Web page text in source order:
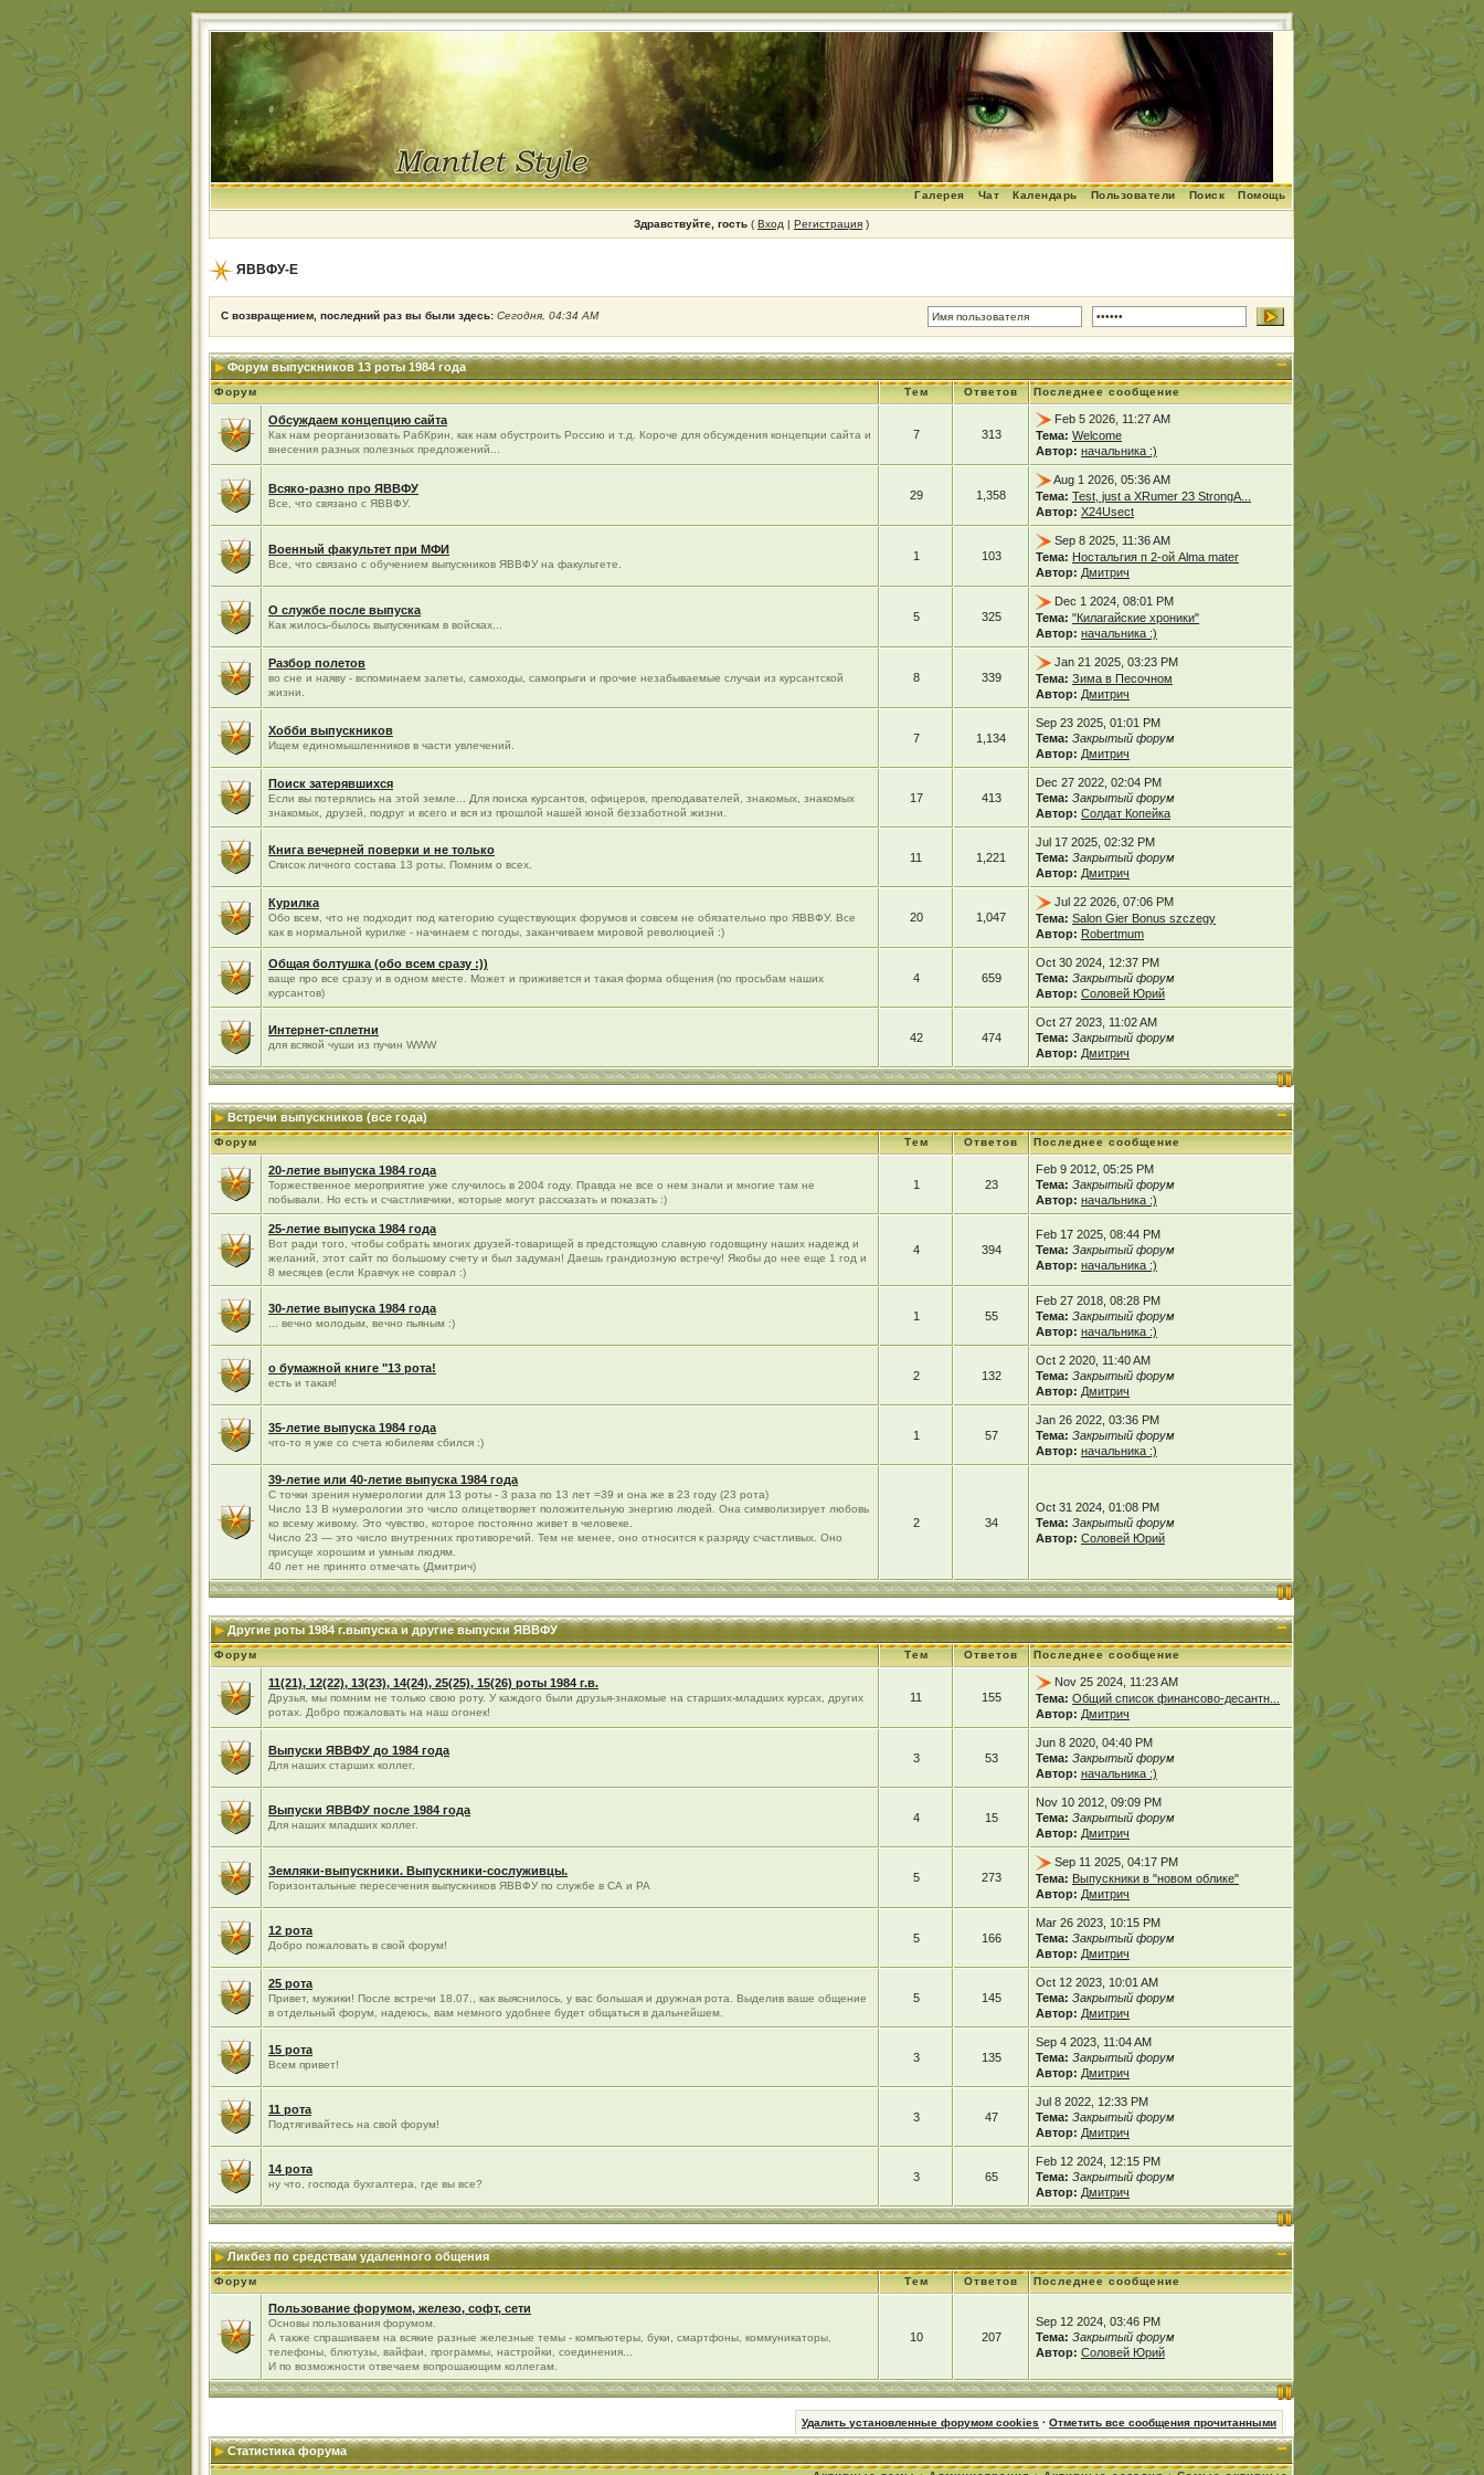
Помощь
Поиск
Пользователи
Календарь
Чат
Галерея
Здравствуйте, гость ( Вход | Регистрация )
ЯВВФУ-Е
С возвращением, последний раз вы были здесь: Сегодня, 04:34 AM
Форум выпускников 13 роты 1984 года
Форум Тем Ответов Последнее сообщение
Обсуждаем концепцию сайта
Как нам реорганизовать РабКрин, как нам обустроить Россию и т.д. Короче для обсуждения концепции сайта и
внесения разных полезных предложений...
7 313
Feb 5 2026, 11:27 AM
Тема: Welcome
Автор: начальника :)
Всяко-разно про ЯВВФУ
Все, что связано с ЯВВФУ.
29 1,358
Aug 1 2026, 05:36 AM
Тема: Test, just a XRumer 23 StrongA...
Автор: X24Usect
Военный факультет при МФИ
Все, что связано с обучением выпускников ЯВВФУ на факультете.
1 103
Sep 8 2025, 11:36 AM
Тема: Ностальгия п 2-ой Alma mater
Автор: Дмитрич
О службе после выпуска
Как жилось-былось выпускникам в войсках...
5 325
Dec 1 2024, 08:01 PM
Тема: "Килагайские хроники"
Автор: начальника :)
Разбор полетов
во сне и наяву - вспоминаем залеты, самоходы, самопрыги и прочие незабываемые случаи из курсантской
жизни.
8 339
Jan 21 2025, 03:23 PM
Тема: Зима в Песочном
Автор: Дмитрич
Хобби выпускников
Ищем единомышленников в части увлечений.
7 1,134
Sep 23 2025, 01:01 PM
Тема: Закрытый форум
Автор: Дмитрич
Поиск затерявшихся
Если вы потерялись на этой земле... Для поиска курсантов, офицеров, преподавателей, знакомых, знакомых
знакомых, друзей, подруг и всего и вся из прошлой нашей юной беззаботной жизни.
17 413
Dec 27 2022, 02:04 PM
Тема: Закрытый форум
Автор: Солдат Копейка
Книга вечерней поверки и не только
Список личного состава 13 роты. Помним о всех.
11 1,221
Jul 17 2025, 02:32 PM
Тема: Закрытый форум
Автор: Дмитрич
Курилка
Обо всем, что не подходит под категорию существующих форумов и совсем не обязательно про ЯВВФУ. Все
как в нормальной курилке - начинаем с погоды, заканчиваем мировой революцией :)
20 1,047
Jul 22 2026, 07:06 PM
Тема: Salon Gier Bonus szczegy
Автор: Robertmum
Общая болтушка (обо всем сразу :))
ваще про все сразу и в одном месте. Может и приживется и такая форма общения (по просьбам наших
курсантов)
4 659
Oct 30 2024, 12:37 PM
Тема: Закрытый форум
Автор: Соловей Юрий
Интернет-сплетни
для всякой чуши из пучин WWW
42 474
Oct 27 2023, 11:02 AM
Тема: Закрытый форум
Автор: Дмитрич
Встречи выпускников (все года)
Форум Тем Ответов Последнее сообщение
20-летие выпуска 1984 года
Торжественное мероприятие уже случилось в 2004 году. Правда не все о нем знали и многие там не
побывали. Но есть и счастливчики, которые могут рассказать и показать :)
1 23
Feb 9 2012, 05:25 PM
Тема: Закрытый форум
Автор: начальника :)
25-летие выпуска 1984 года
Вот ради того, чтобы собрать многих друзей-товарищей в предстоящую славную годовщину наших надежд и
желаний, этот сайт по большому счету и был задуман! Даешь грандиозную встречу! Якобы до нее еще 1 год и
8 месяцев (если Кравчук не соврал :)
4 394
Feb 17 2025, 08:44 PM
Тема: Закрытый форум
Автор: начальника :)
30-летие выпуска 1984 года
... вечно молодым, вечно пьяным :)
1 55
Feb 27 2018, 08:28 PM
Тема: Закрытый форум
Автор: начальника :)
о бумажной книге "13 рота!
есть и такая!
2 132
Oct 2 2020, 11:40 AM
Тема: Закрытый форум
Автор: Дмитрич
35-летие выпуска 1984 года
что-то я уже со счета юбилеям сбился :)
1 57
Jan 26 2022, 03:36 PM
Тема: Закрытый форум
Автор: начальника :)
39-летие или 40-летие выпуска 1984 года
С точки зрения нумерологии для 13 роты - 3 раза по 13 лет =39 и она же в 23 году (23 рота)
Число 13 В нумерологии это число олицетворяет положительную энергию людей. Она символизирует любовь
ко всему живому. Это чувство, которое постоянно живет в человеке.
Число 23 — это число внутренних противоречий. Тем не менее, оно относится к разряду счастливых. Оно
присуще хорошим и умным людям.
40 лет не принято отмечать (Дмитрич)
2 34
Oct 31 2024, 01:08 PM
Тема: Закрытый форум
Автор: Соловей Юрий
Другие роты 1984 г.выпуска и другие выпуски ЯВВФУ
Форум Тем Ответов Последнее сообщение
11(21), 12(22), 13(23), 14(24), 25(25), 15(26) роты 1984 г.в.
Друзья, мы помним не только свою роту. У каждого были друзья-знакомые на старших-младших курсах, других
ротах. Добро пожаловать на наш огонек!
11 155
Nov 25 2024, 11:23 AM
Тема: Общий список финансово-десантн...
Автор: Дмитрич
Выпуски ЯВВФУ до 1984 года
Для наших старших коллег.
3 53
Jun 8 2020, 04:40 PM
Тема: Закрытый форум
Автор: начальника :)
Выпуски ЯВВФУ после 1984 года
Для наших младших коллег.
4 15
Nov 10 2012, 09:09 PM
Тема: Закрытый форум
Автор: Дмитрич
Земляки-выпускники. Выпускники-сослуживцы.
Горизонтальные пересечения выпускников ЯВВФУ по службе в СА и РА
5 273
Sep 11 2025, 04:17 PM
Тема: Выпускники в "новом облике"
Автор: Дмитрич
12 рота
Добро пожаловать в свой форум!
5 166
Mar 26 2023, 10:15 PM
Тема: Закрытый форум
Автор: Дмитрич
25 рота
Привет, мужики! После встречи 18.07., как выяснилось, у вас большая и дружная рота. Выделив ваше общение
в отдельный форум, надеюсь, вам немного удобнее будет общаться в дальнейшем.
5 145
Oct 12 2023, 10:01 AM
Тема: Закрытый форум
Автор: Дмитрич
15 рота
Всем привет!
3 135
Sep 4 2023, 11:04 AM
Тема: Закрытый форум
Автор: Дмитрич
11 рота
Подтягивайтесь на свой форум!
3 47
Jul 8 2022, 12:33 PM
Тема: Закрытый форум
Автор: Дмитрич
14 рота
ну что, господа бухгалтера, где вы все?
3 65
Feb 12 2024, 12:15 PM
Тема: Закрытый форум
Автор: Дмитрич
Ликбез по средствам удаленного общения
Форум Тем Ответов Последнее сообщение
Пользование форумом, железо, софт, сети
Основы пользования форумом.
А также спрашиваем на всякие разные железные темы - компьютеры, буки, смартфоны, коммуникаторы,
телефоны, блютузы, вайфаи, программы, настройки, соединения...
И по возможности отвечаем вопрошающим коллегам.
10 207
Sep 12 2024, 03:46 PM
Тема: Закрытый форум
Автор: Соловей Юрий
Удалить установленные форумом cookies · Отметить все сообщения прочитанными
Статистика форума